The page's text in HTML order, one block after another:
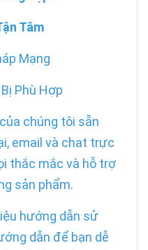
Tâm
Mạng
Phù Hợp
chúng tôi sẵn
email và chat trực
thắc mắc và hỗ trợ
sản phẩm.
hướng dẫn sử
dẫn để bạn dễ